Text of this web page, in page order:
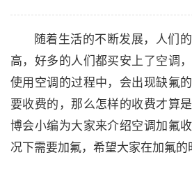
随着生活的不断发展，人们
高，好多的人们都买安上了空调
使用空调的过程中，会出现缺氟
要收费的，那么怎样的收费才算
博会小编为大家来介绍空调加氟
况下需要加氟，希望大家在加氟的